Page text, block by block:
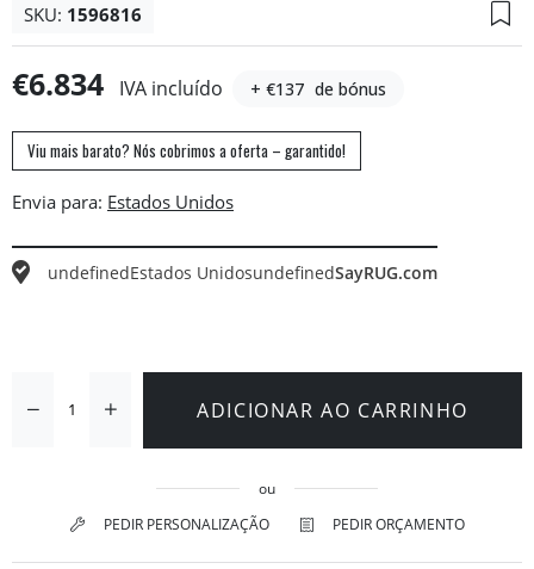
SKU: 1596816
€6.834 IVA incluído + €137 de bónus
Viu mais barato? Nós cobrimos a oferta – garantido!
Envia para:
undefinedEstados UnidosundefinedSayRUG.com
ADICIONAR AO CARRINHO
ou
PEDIR PERSONALIZAÇÃO
PEDIR ORÇAMENTO